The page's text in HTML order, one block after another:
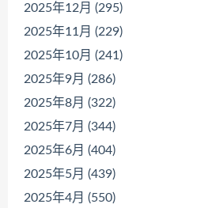
2025年12月 (295)
2025年11月 (229)
2025年10月 (241)
2025年9月 (286)
2025年8月 (322)
2025年7月 (344)
2025年6月 (404)
2025年5月 (439)
2025年4月 (550)